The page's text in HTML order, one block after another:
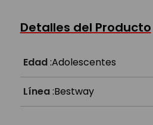
Detalles del Producto
Edad:Adolescentes
Línea:Bestway